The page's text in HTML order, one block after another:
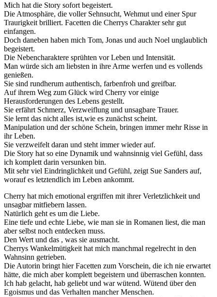
Mich hat die Story sofort begeistert.
Die Atmosphäre, die voller Sehnsucht, Wehmut und einer Spur
Traurigkeit brilliert. Facetten die Cherrys Charakter sehr gut
einfangen.
Doch daneben haben mich Tom, Jonas und auch Noel unglaublich
begeistert.
Die Nebencharaktere sprühten vor Leben und Intensität.
Man würde sich am liebsten in ihre Arme werfen und es vollends
genießen.
Sie sind rundherum authentisch, farbenfroh und greifbar.
Auf ihrem Weg zum Glück wird Cherry vor einige
Herausforderungen des Lebens gestellt.
Sie erfährt Schmerz, Verzweiflung und unsagbare Trauer.
Sie lernt das nicht alles ist,wie es zunächst scheint.
Manipulation und der schöne Schein, bringen immer mehr Risse in
ihr Leben.
Sie verzweifelt daran und steht immer wieder auf.
Die Story hat so eine Dynamik und wahnsinnig viel Gefühl, dass
ich komplett darin versunken bin.
Mit sehr viel Eindringlichkeit und Gefühl, zeigt Sue Sanders auf,
worauf es letztendlich im Leben ankommt.
Cherry hat mich emotional ergriffen mit ihrer Verletzlichkeit und
unsagbar mitfiebern lassen.
Natürlich geht es um die Liebe.
Eine tiefe und echte Liebe, wie man sie in Romanen liest, die man
aber selbst noch entdecken muss.
Den Wert und das , was sie ausmacht.
Cherrys Wankelmütigkeit hat mich manchmal regelrecht in den
Wahnsinn getrieben.
Die Autorin bringt hier Facetten zum Vorschein, die ich nie erwartet
hätte, die mich aber komplett begeistern und überraschen konnten.
Ich hab gelacht, hab geliebt und war wütend. Wütend über den
Egoismus und das Verhalten mancher Menschen.